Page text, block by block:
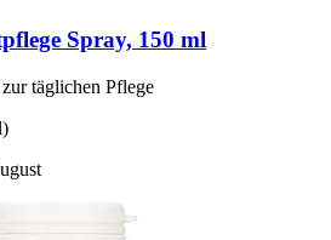
Spray, 150 ml
täglichen Pflege